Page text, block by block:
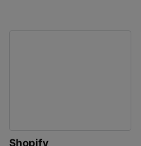
Shopify